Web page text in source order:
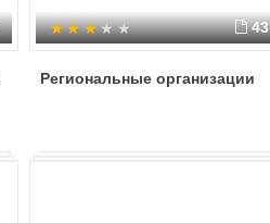
43
Региональные организации